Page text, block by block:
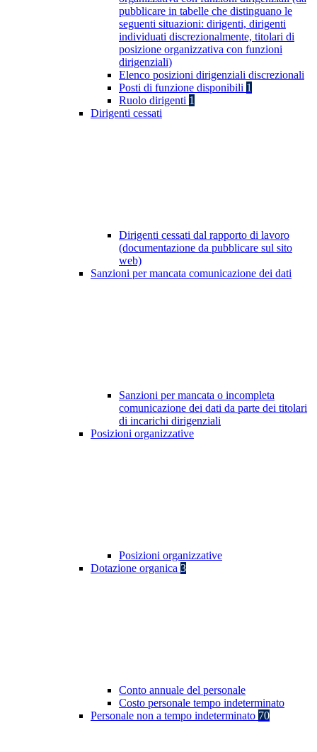
pubblicare in tabelle che distinguano le
seguenti situazioni: dirigenti, dirigenti
individuati discrezionalmente, titolari di
posizione organizzativa con funzioni
dirigenziali)
Elenco posizioni dirigenziali discrezionali
Posti di funzione disponibili 1
Ruolo dirigenti 1
Dirigenti cessati
Dirigenti cessati dal rapporto di lavoro
(documentazione da pubblicare sul sito
web)
Sanzioni per mancata comunicazione dei dati
Sanzioni per mancata o incompleta
comunicazione dei dati da parte dei titolari
di incarichi dirigenziali
Posizioni organizzative
Posizioni organizzative
Dotazione organica 3
Conto annuale del personale
Costo personale tempo indeterminato
Personale non a tempo indeterminato 70